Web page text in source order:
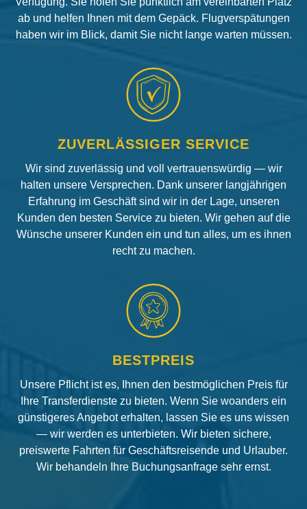
ab und helfen Ihnen mit dem Gepäck. Flugverspätungen
haben wir im Blick, damit Sie nicht lange warten müssen.
ZUVERLÄSSIGER SERVICE
Wir sind zuverlässig und voll vertrauenswürdig — wir
halten unsere Versprechen. Dank unserer langjährigen
Erfahrung im Geschäft sind wir in der Lage, unseren
Kunden den besten Service zu bieten. Wir gehen auf die
Wünsche unserer Kunden ein und tun alles, um es ihnen
recht zu machen.
BESTPREIS
Unsere Pflicht ist es, Ihnen den bestmöglichen Preis für
Ihre Transferdienste zu bieten. Wenn Sie woanders ein
günstigeres Angebot erhalten, lassen Sie es uns wissen
— wir werden es unterbieten. Wir bieten sichere,
preiswerte Fahrten für Geschäftsreisende und Urlauber.
Wir behandeln Ihre Buchungsanfrage sehr ernst.